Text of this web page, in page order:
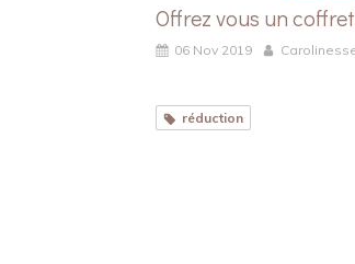
Offrez vous un
06 Nov 2019
réduction